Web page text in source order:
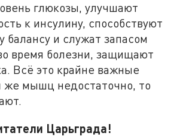
глюкозы, улучшают
к инсулину, способствуют
балансу и служат запасом
время болезни, защищают
Всё это крайне важные
же мышц недостаточно, то
Царьграда!